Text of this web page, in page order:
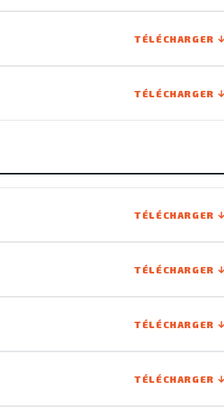
TÉLÉCHARGER
TÉLÉCHARGER
TÉLÉCHARGER
TÉLÉCHARGER
TÉLÉCHARGER
TÉLÉCHARGER